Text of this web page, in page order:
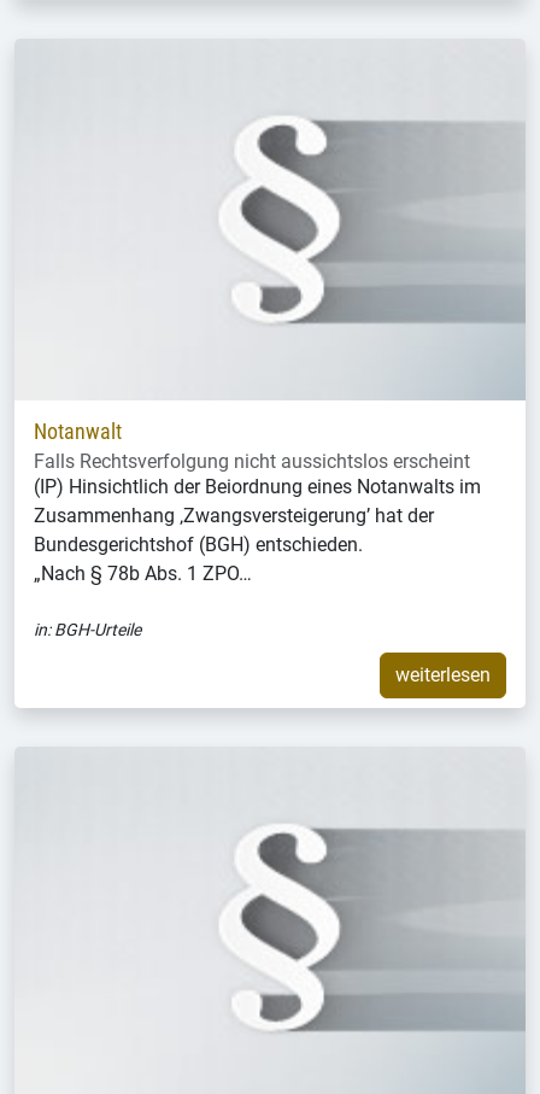
Notanwalt
Falls Rechtsverfolgung nicht aussichtslos erscheint
(IP) Hinsichtlich der Beiordnung eines Notanwalts im
Zusammenhang ‚Zwangsversteigerung’ hat der
Bundesgerichtshof (BGH) entschieden.
„Nach § 78b Abs. 1 ZPO…
in:BGH-Urteile
weiterlesen